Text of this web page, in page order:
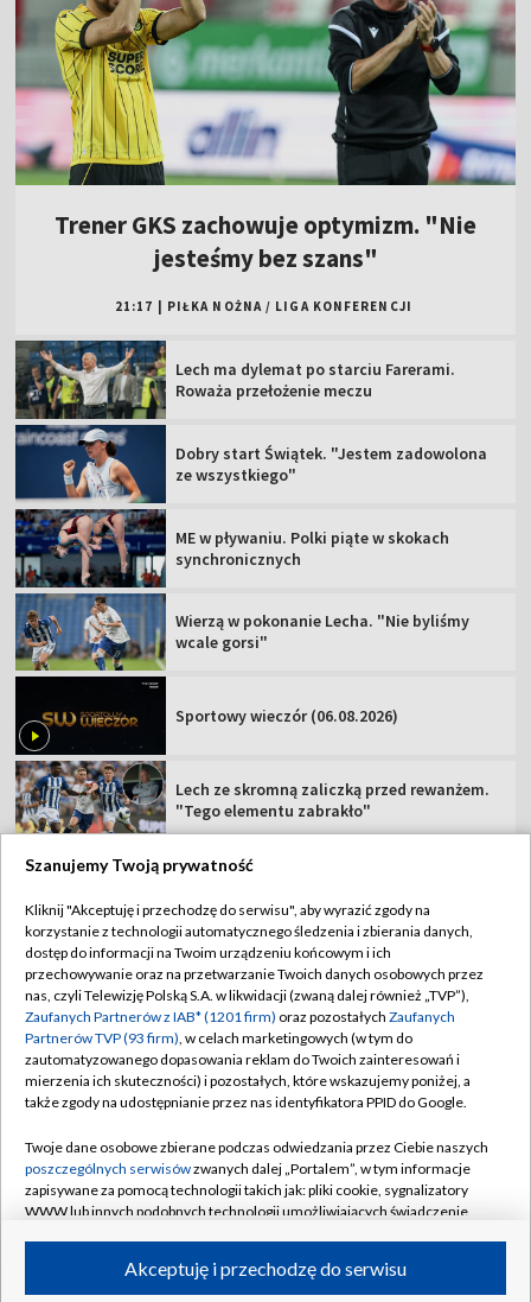
Trener GKS zachowuje optymizm. "Nie
jesteśmy bez szans"
21:17 PIŁKA NOŻNA / LIGA KONFERENCJI
Lech ma dylemat po starciu Farerami.
Roważa przełożenie meczu
Dobry start Świątek. "Jestem zadowolona
ze wszystkiego"
ME w pływaniu. Polki piąte w skokach
synchronicznych
Wierzą w pokonanie Lecha. "Nie byliśmy
wcale gorsi"
Sportowy wieczór (06.08.2026)
Lech ze skromną zaliczką przed rewanżem.
"Tego elementu zabrakło"
TVP
Abonament TVP
Sklep TVP
Biuro Reklamy
Oferta Handlowa
Emisja w TVP
Rada Programowa
Ogłoszenia przetargowe
Akademia Telewizyjna
Regulamin TVP
Polityka prywatności
Moje zgody
Biuro reklamy
Kanały
©2026 Telewizja Polska Spółka Akcyjna w likwidacji
Szanujemy Twoją prywatność
Kliknij "Akceptuję i przechodzę do serwisu", aby wyrazić zgody na
korzystanie z technologii automatycznego śledzenia i zbierania danych,
dostęp do informacji na Twoim urządzeniu końcowym i ich
przechowywanie oraz na przetwarzanie Twoich danych osobowych przez
nas, czyli Telewizję Polską S.A. w likwidacji (zwaną dalej również „TVP”),
Zaufanych Partnerów z IAB* (1201 firm) oraz pozostałych Zaufanych
Partnerów TVP (93 firm), w celach marketingowych (w tym do
zautomatyzowanego dopasowania reklam do Twoich zainteresowań i
mierzenia ich skuteczności) i pozostałych, które wskazujemy poniżej, a
także zgody na udostępnianie przez nas identyfikatora PPID do Google.
Twoje dane osobowe zbierane podczas odwiedzania przez Ciebie naszych
poszczególnych serwisówzwanych dalej „Portalem”, w tym informacje
zapisywane za pomocą technologii takich jak: pliki cookie, sygnalizatory
WWW lub innych podobnych technologii umożliwiających świadczenie
ruchu w Internecie.Akceptuję i przechodzę do serwisu